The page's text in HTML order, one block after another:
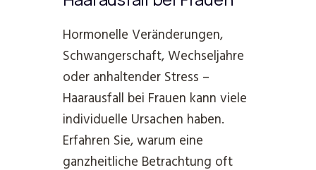
Hormonelle Veränderungen,
Schwangerschaft, Wechseljahre
oder anhaltender Stress –
Haarausfall bei Frauen kann viele
individuelle Ursachen haben.
Erfahren Sie, warum eine
ganzheitliche Betrachtung oft